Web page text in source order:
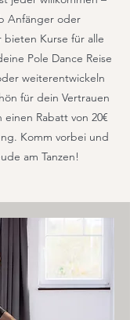
Anfänger oder
Kurse für alle
Pole Dance Reise
weiterentwickeln
für dein Vertrauen
Rabatt von 20€
Komm vorbei und
am Tanzen!